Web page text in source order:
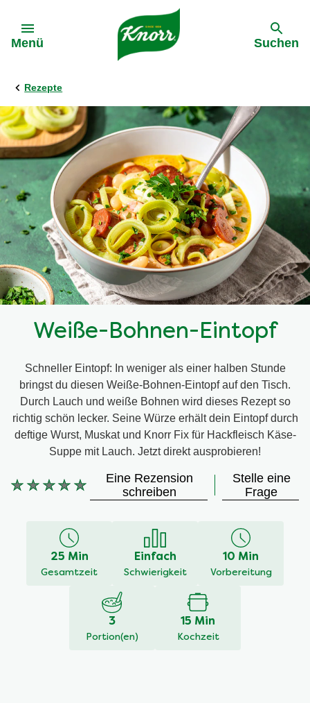
Menü Suchen
Rezepte
Weiße-Bohnen-Eintopf
Schneller Eintopf: In weniger als einer halben Stunde
bringst du diesen Weiße-Bohnen-Eintopf auf den Tisch.
Durch Lauch und weiße Bohnen wird dieses Rezept so
richtig schön lecker. Seine Würze erhält dein Eintopf durch
deftige Wurst, Muskat und Knorr Fix für Hackfleisch Käse-
Suppe mit Lauch. Jetzt direkt ausprobieren!
Keine
recipe
Eine Rezension
schreiben
Stelle eine
Frage
25 Min
Gesamtzeit
Einfach
Schwierigkeit
10 Min
Vorbereitung
3
Portion(en)
15 Min
Kochzeit